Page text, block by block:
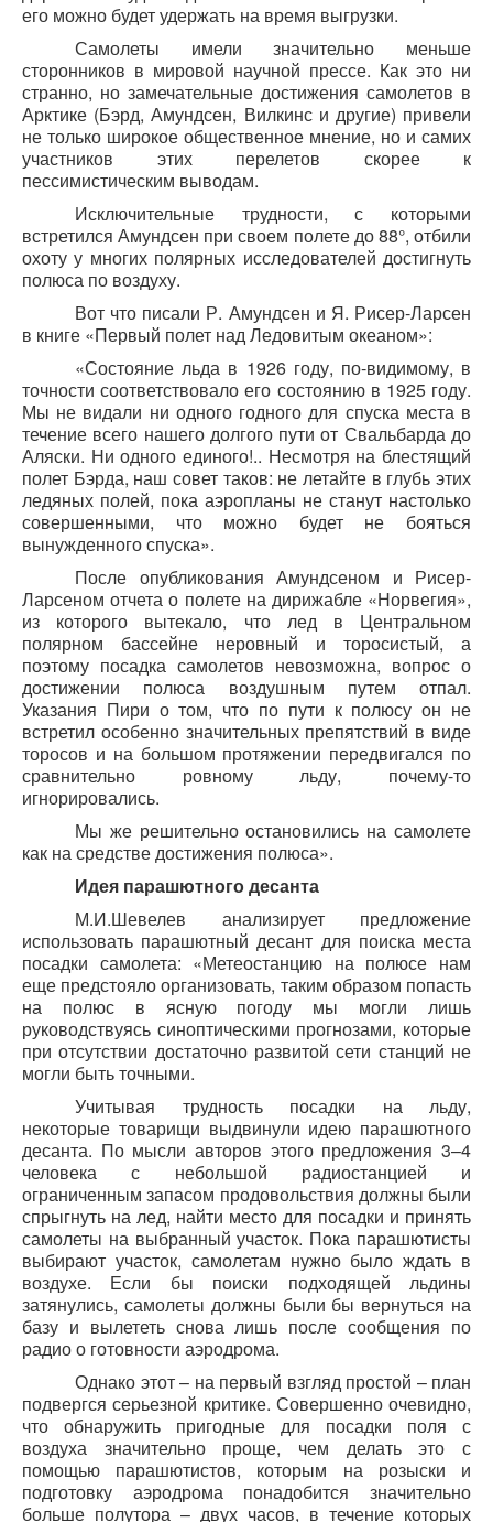
его можно будет удержать на время выгрузки.
Самолеты имели значительно меньше
сторонников в мировой научной прессе. Как это ни
странно, но замечательные достижения самолетов в
Арктике (Бэрд, Амундсен, Вилкинс и другие) привели
не только широкое общественное мнение, но и самих
участников этих перелетов скорее к
пессимистическим выводам.
Исключительные трудности, с которыми
встретился Амундсен при своем полете до 88°, отбили
охоту у многих полярных исследователей достигнуть
полюса по воздуху.
Вот что писали Р. Амундсен и Я. Рисер-Ларсен
в книге «Первый полет над Ледовитым океаном»:
«Состояние льда в 1926 году, по-видимому, в
точности соответствовало его состоянию в 1925 году.
Мы не видали ни одного годного для спуска места в
течение всего нашего долгого пути от Свальбарда до
Аляски. Ни одного единого!.. Несмотря на блестящий
полет Бэрда, наш совет таков: не летайте в глубь этих
ледяных полей, пока аэропланы не станут настолько
совершенными, что можно будет не бояться
вынужденного спуска».
После опубликования Амундсеном и Рисер-
Ларсеном отчета о полете на дирижабле «Норвегия»,
из которого вытекало, что лед в Центральном
полярном бассейне неровный и торосистый, а
поэтому посадка самолетов невозможна, вопрос о
достижении полюса воздушным путем отпал.
Указания Пири о том, что по пути к полюсу он не
встретил особенно значительных препятствий в виде
торосов и на большом протяжении передвигался по
сравнительно ровному льду, почему-то
игнорировались.
Мы же решительно остановились на самолете
как на средстве достижения полюса».
Идея парашютного десанта
М.И.Шевелев анализирует предложение
использовать парашютный десант для поиска места
посадки самолета: «Метеостанцию на полюсе нам
еще предстояло организовать, таким образом попасть
на полюс в ясную погоду мы могли лишь
руководствуясь синоптическими прогнозами, которые
при отсутствии достаточно развитой сети станций не
могли быть точными.
Учитывая трудность посадки на льду,
некоторые товарищи выдвинули идею парашютного
десанта. По мысли авторов этого предложения 3–4
человека с небольшой радиостанцией и
ограниченным запасом продовольствия должны были
спрыгнуть на лед, найти место для посадки и принять
самолеты на выбранный участок. Пока парашютисты
выбирают участок, самолетам нужно было ждать в
воздухе. Если бы поиски подходящей льдины
затянулись, самолеты должны были бы вернуться на
базу и вылететь снова лишь после сообщения по
радио о готовности аэродрома.
Однако этот – на первый взгляд простой – план
подвергся серьезной критике. Совершенно очевидно,
что обнаружить пригодные для посадки поля с
воздуха значительно проще, чем делать это с
помощью парашютистов, которым на розыски и
подготовку аэродрома понадобится значительно
больше полутора – двух часов, в течение которых